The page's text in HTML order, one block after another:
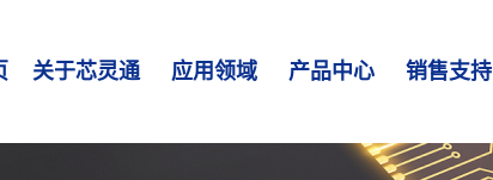
关于芯灵通 应用领域 产品中心 销售支持